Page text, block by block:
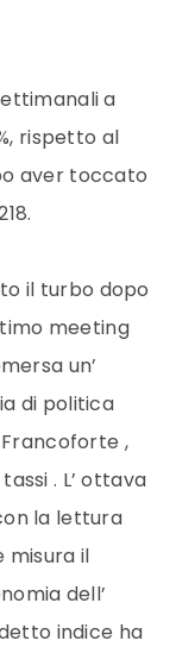
a
rispetto al
aver toccato
il turbo dopo
meeting
un’
di politica
,
. L’ ottava
la lettura
misura il
dell’
indice ha